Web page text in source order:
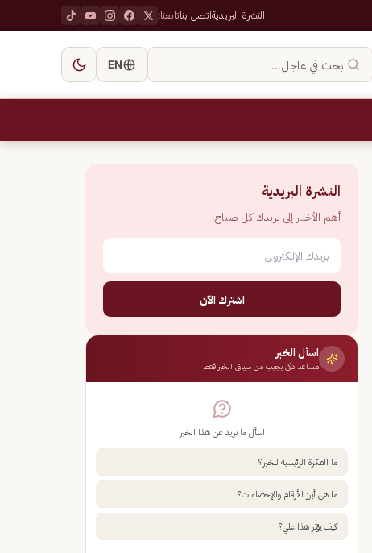
النشرة البريديةاتصل بناتابعنا:
ابحث في عاجل… EN
النشرة البريدية
أهم الأخبار إلى بريدك كل صباح.
اشترك الآن
اسأل الخبر
مساعد ذكي يجيب من سياق الخبر فقط
اسأل ما تريد عن هذا الخبر
ما الفكرة الرئيسية للخبر؟
ما هي أبرز الأرقام والإحصاءات؟
كيف يؤثر هذا علي؟